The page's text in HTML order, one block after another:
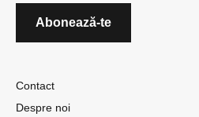
Contact
Despre noi